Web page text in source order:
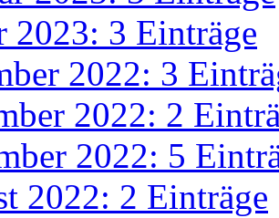
2023: 3 Einträge
2022: 3
2022: 2
2022: 5
2022: 2 Einträge